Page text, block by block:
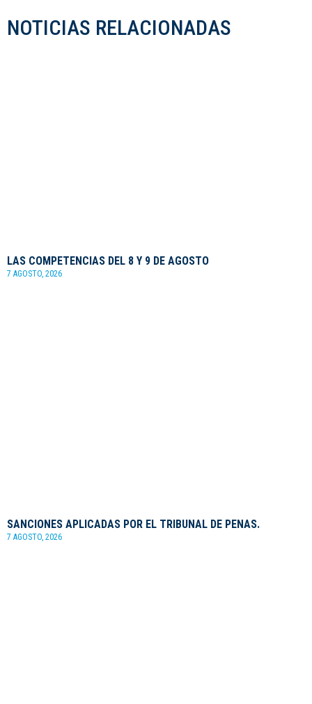
NOTICIAS RELACIONADAS
LAS COMPETENCIAS DEL 8 Y 9 DE AGOSTO
7 AGOSTO, 2026
SANCIONES APLICADAS POR EL TRIBUNAL DE PENAS.
7 AGOSTO, 2026